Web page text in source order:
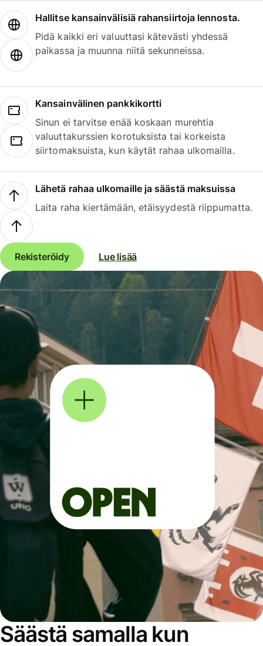
Hallitse kansainvälisiä rahansiirtoja lennosta.
Pidä kaikki eri valuuttasi kätevästi yhdessä
paikassa ja muunna niitä sekunneissa.
Kansainvälinen pankkikortti
Sinun ei tarvitse enää koskaan murehtia
valuuttakurssien korotuksista tai korkeista
siirtomaksuista, kun käytät rahaa ulkomailla.
Lähetä rahaa ulkomaille ja säästä maksuissa
Laita raha kiertämään, etäisyydestä riippumatta.
Rekisteröidy Lue lisää
Säästä samalla kun